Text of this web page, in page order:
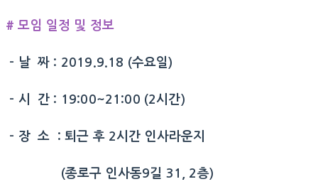
# 모임 일정 및 정보
- 날 짜 : 2019.9.18 (수요일)
- 시 간 : 19:00~21:00 (2시간)
- 장 소 : 퇴근 후 2시간 인사라운지
(종로구 인사동9길 31, 2층)